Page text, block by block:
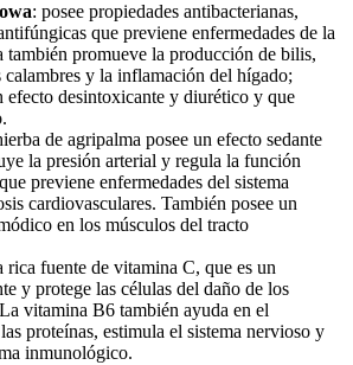
: posee propiedades antibacterianas,
que previene enfermedades de la
también promueve la producción de bilis,
y la inflamación del hígado;
efecto desintoxicante y diurético y que
de agripalma posee un efecto sedante
la presión arterial y regula la función
previene enfermedades del sistema
cardiovasculares. También posee un
en los músculos del tracto
rica fuente de vitamina C, que es un
y protege las células del daño de los
vitamina B6 también ayuda en el
proteínas, estimula el sistema nervioso y
inmunológico.